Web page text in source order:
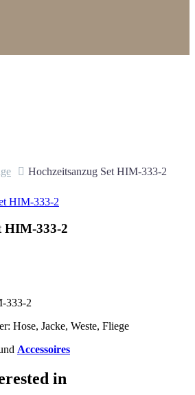
Hochzeitsanzug Set HIM-333-2
HIM-333-2
333-2
Hose, Jacke, Weste, Fliege
Accessoires
in